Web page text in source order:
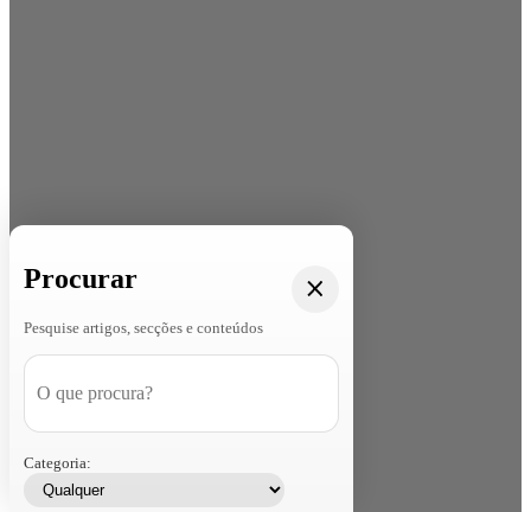
Procurar
Pesquise artigos, secções e conteúdos
Categoria: